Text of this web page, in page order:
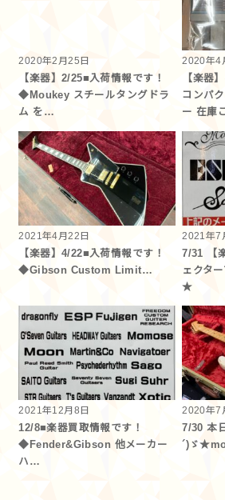
2020年2月25日
【楽器】2/25■入荷情報です！
◆Moukey スチールタングドラ
ム を…
2020年4
【楽器
コンパ
ー 在庫
2021年4月22日
【楽器】4/22■入荷情報です！
◆Gibson Custom Limit…
2021年7
7/31 【
ェクタ
★
2021年12月8日
12/8■楽器買取情報です！
◆Fender&Gibson 他メーカー
ハ…
2020年7
7/30 本
´)ゞ